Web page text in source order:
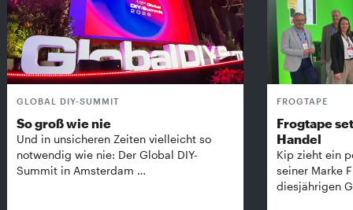
GLOBAL DIY-SUMMIT
So groß wie nie
Und in unsicheren Zeiten vielleicht so
notwendig wie nie: Der Global DIY-
Summit in Amsterdam …
FROGTAPE
Frogtape
Handel
Kip zieht ein
seiner Marke
diesjährigen